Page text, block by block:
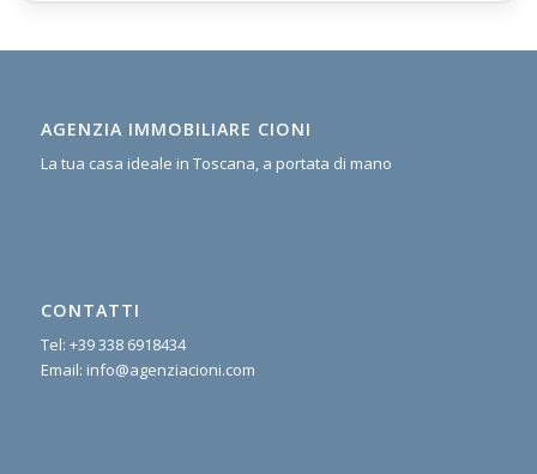
AGENZIA IMMOBILIARE CIONI
La tua casa ideale in Toscana, a portata di mano
CONTATTI
Tel: +39 338 6918434
Email: info@agenziacioni.com